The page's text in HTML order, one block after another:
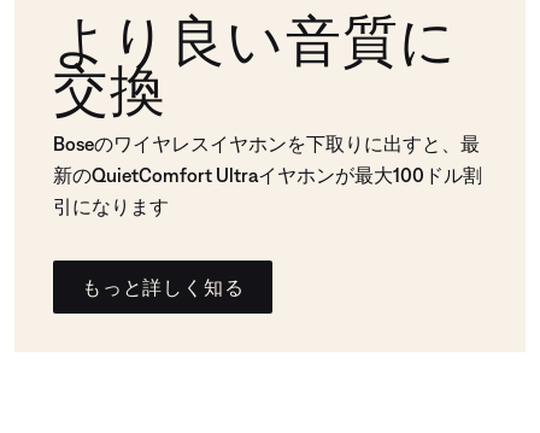
より良い音質に
交換
Boseのワイヤレスイヤホンを下取りに出すと、最
新のQuietComfort Ultraイヤホンが最大100ドル割
引になります
もっと詳しく知る